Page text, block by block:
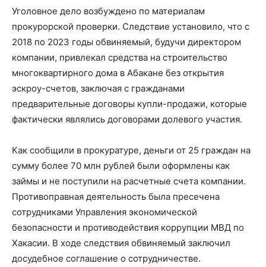
Уголовное дело возбуждено по материалам
прокурорской проверки. Следствие установило, что с
2018 по 2023 годы обвиняемый, будучи директором
компании, привлекал средства на строительство
многоквартирного дома в Абакане без открытия
эскроу-счетов, заключая с гражданами
предварительные договоры купли-продажи, которые
фактически являлись договорами долевого участия.
Как сообщили в прокуратуре, деньги от 25 граждан на
сумму более 70 млн рублей были оформлены как
займы и не поступили на расчетные счета компании.
Противоправная деятельность была пресечена
сотрудниками Управления экономической
безопасности и противодействия коррупции МВД по
Хакасии. В ходе следствия обвиняемый заключил
досудебное соглашение о сотрудничестве.